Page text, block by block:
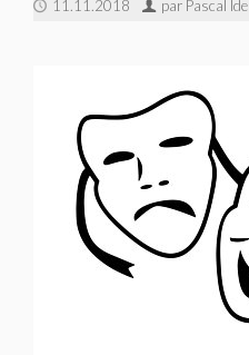
11.11.2018 par Pascal Ide